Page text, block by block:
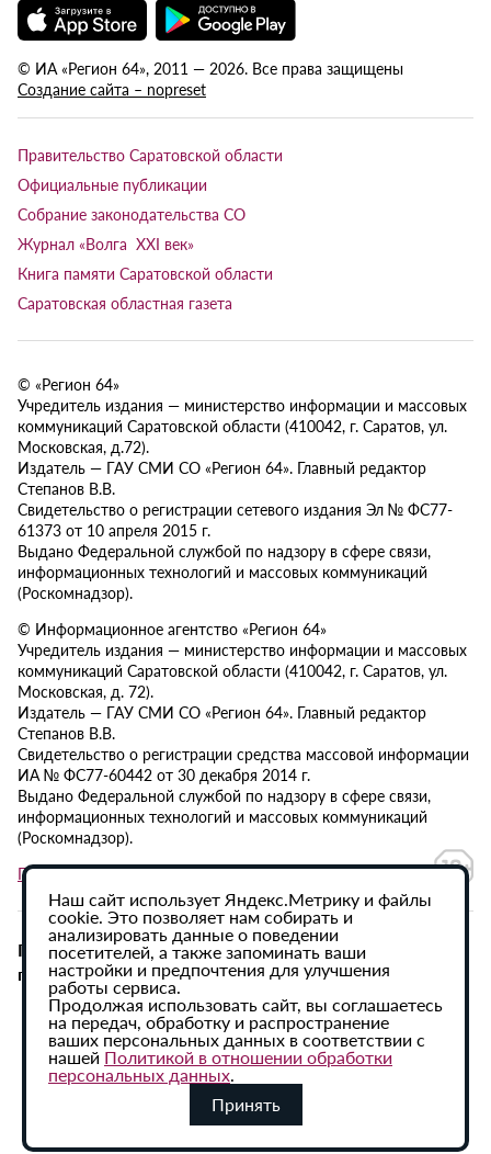
© ИА «Регион 64», 2011 — 2026. Все права защищены
Создание сайта – nopreset
Правительство Саратовской области
Официальные публикации
Собрание законодательства СО
Журнал «Волга XXI век»
Книга памяти Саратовской области
Саратовская областная газета
© «Регион 64»
Учредитель издания — министерство информации и массовых
коммуникаций Саратовской области (410042, г. Саратов, ул.
Московская, д.72).
Издатель — ГАУ СМИ СО «Регион 64». Главный редактор
Степанов В.В.
Свидетельство о регистрации сетевого издания Эл № ФС77-
61373 от 10 апреля 2015 г.
Выдано Федеральной службой по надзору в сфере связи,
информационных технологий и массовых коммуникаций
(Роскомнадзор).
© Информационное агентство «Регион 64»
Учредитель издания — министерство информации и массовых
коммуникаций Саратовской области (410042, г. Саратов, ул.
Московская, д. 72).
Издатель — ГАУ СМИ СО «Регион 64». Главный редактор
Степанов В.В.
Свидетельство о регистрации средства массовой информации
ИА № ФС77-60442 от 30 декабря 2014 г.
Выдано Федеральной службой по надзору в сфере связи,
информационных технологий и массовых коммуникаций
(Роскомнадзор).
Политика в отношении обработки персональных данных
При использовании материалов сайта активная
гиперссылка на ИА «Регион 64» обязательна.
Наш сайт использует Яндекс.Метрику и файлы
cookie. Это позволяет нам собирать и
анализировать данные о поведении
посетителей, а также запоминать ваши
настройки и предпочтения для улучшения
работы сервиса.
Продолжая использовать сайт, вы соглашаетесь
на передач, обработку и распространение
ваших персональных данных в соответствии с
нашей Политикой в отношении обработки
персональных данных.
Принять